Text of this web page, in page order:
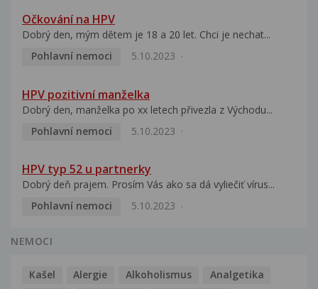
Očkování na HPV
Dobrý den, mým dětem je 18 a 20 let. Chci je nechat...
Pohlavní nemoci
5.10.2023
HPV pozitivní manželka
Dobrý den, manželka po xx letech přivezla z Východu...
Pohlavní nemoci
5.10.2023
HPV typ 52 u partnerky
Dobrý deň prajem. Prosím Vás ako sa dá vyliečiť vírus...
Pohlavní nemoci
5.10.2023
NEMOCI
Kašel Alergie Alkoholismus
Analgetika